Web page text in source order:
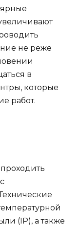
не реже
в
которые
работ.
(IP), а также